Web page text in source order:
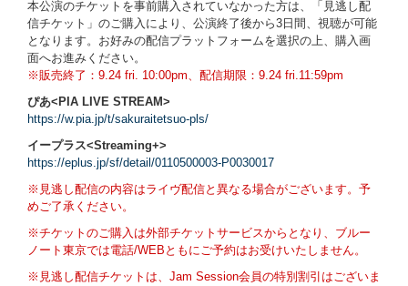
本公演のチケットを事前購入されていなかった方は、「見逃し配
信チケット」のご購入により、公演終了後から3日間、視聴が可能
となります。お好みの配信プラットフォームを選択の上、購入画
面へお進みください。
※販売終了：9.24 fri. 10:00pm、配信期限：9.24 fri.11:59pm
ぴあ<PIA LIVE STREAM>
https://w.pia.jp/t/sakuraitetsuo-pls/
イープラス<Streaming+>
https://eplus.jp/sf/detail/0110500003-P0030017
※見逃し配信の内容はライヴ配信と異なる場合がございます。予
めご了承ください。
※チケットのご購入は外部チケットサービスからとなり、 ブルー
ノート東京では電話/WEBともにご予約はお受けいたしません。
※見逃し配信チケットは、Jam Session会員の特別割引はございま